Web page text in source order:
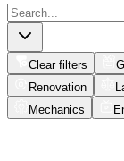
Clear filters
Renovation
Mechanics